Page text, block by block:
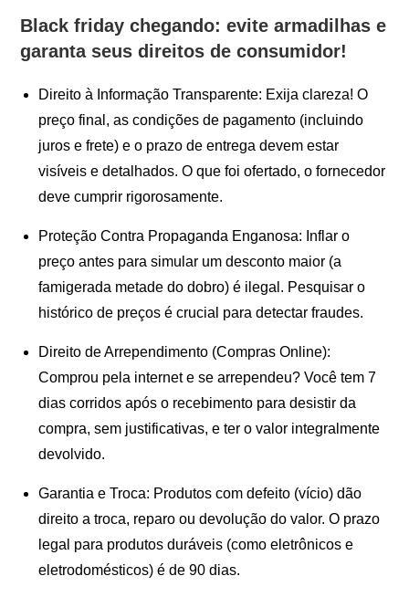
Black friday chegando: evite armadilhas e
garanta seus direitos de consumidor!
Direito à Informação Transparente: Exija clareza! O
preço final, as condições de pagamento (incluindo
juros e frete) e o prazo de entrega devem estar
visíveis e detalhados. O que foi ofertado, o fornecedor
deve cumprir rigorosamente.
Proteção Contra Propaganda Enganosa: Inflar o
preço antes para simular um desconto maior (a
famigerada metade do dobro) é ilegal. Pesquisar o
histórico de preços é crucial para detectar fraudes.
Direito de Arrependimento (Compras Online):
Comprou pela internet e se arrependeu? Você tem 7
dias corridos após o recebimento para desistir da
compra, sem justificativas, e ter o valor integralmente
devolvido.
Garantia e Troca: Produtos com defeito (vício) dão
direito a troca, reparo ou devolução do valor. O prazo
legal para produtos duráveis (como eletrônicos e
eletrodomésticos) é de 90 dias.